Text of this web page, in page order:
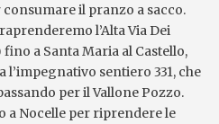
il pranzo a sacco.
l’Alta Via Dei
a Santa Maria al Castello,
sentiero 331, che
per il Vallone Pozzo.
a Nocelle per riprendere le